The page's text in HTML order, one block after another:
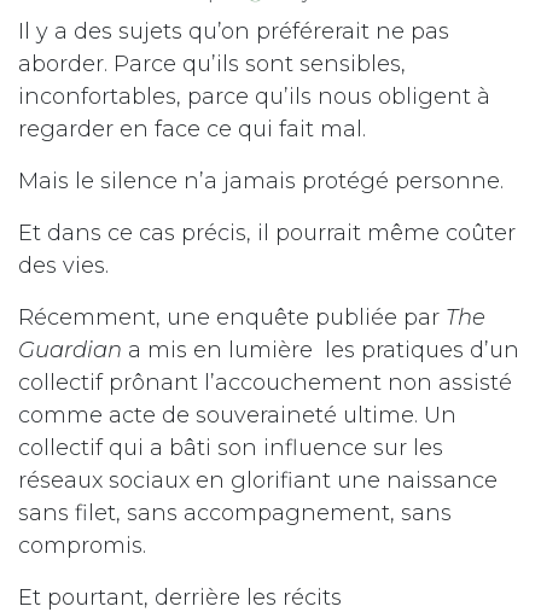
Il y a des sujets qu’on préférerait ne pas
aborder. Parce qu’ils sont sensibles,
inconfortables, parce qu’ils nous obligent à
regarder en face ce qui fait mal.
Mais le silence n’a jamais protégé personne.
Et dans ce cas précis, il pourrait même coûter
des vies.
Récemment, une enquête publiée par The
Guardian a mis en lumière les pratiques d’un
collectif prônant l’accouchement non assisté
comme acte de souveraineté ultime. Un
collectif qui a bâti son influence sur les
réseaux sociaux en glorifiant une naissance
sans filet, sans accompagnement, sans
compromis.
Et pourtant, derrière les récits